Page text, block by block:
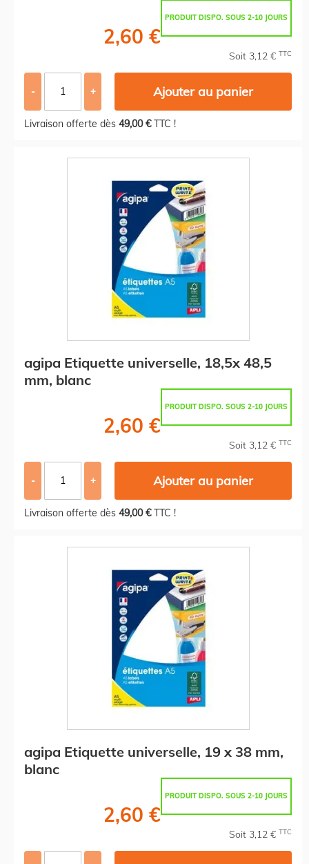
PRODUIT DISPO. SOUS 2-10 JOURS
2,60 €
Soit 3,12 € TTC
- + Ajouter au panier
Livraison offerte dès 49,00 €TTC !
agipa Etiquette universelle, 18,5x 48,5
mm, blanc
PRODUIT DISPO. SOUS 2-10 JOURS
2,60 €
Soit 3,12 € TTC
- + Ajouter au panier
Livraison offerte dès 49,00 €TTC !
agipa Etiquette universelle, 19 x 38 mm,
blanc
PRODUIT DISPO. SOUS 2-10 JOURS
2,60 €
Soit 3,12 € TTC